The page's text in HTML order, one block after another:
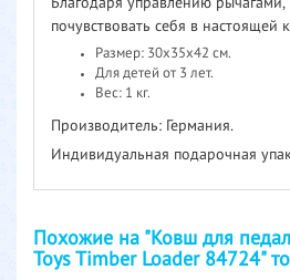
почувствовать себя в настоящей
Размер: 30х35х42 см.
Для детей от 3 лет.
Вес: 1 кг.
Производитель: Германия.
Индивидуальная подарочная
Похожие на "Ковш для
Toys Timber Loader 84724"